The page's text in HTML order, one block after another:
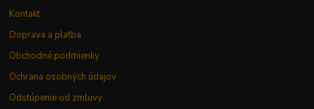
Kontakt
Doprava a platba
Obchodné podmienky
Ochrana osobných údajov
Odstúpenie od zmluvy